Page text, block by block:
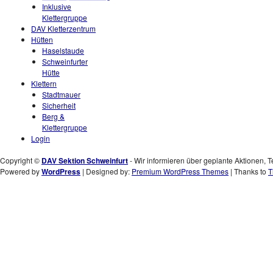
Inklusive
Klettergruppe
DAV Kletterzentrum
Hütten
Haselstaude
Schweinfurter
Hütte
Klettern
Stadtmauer
Sicherheit
Berg &
Klettergruppe
Login
Copyright © DAV Sektion Schweinfurt- Wir informieren über geplante Aktionen,
Powered byWordPress | Designed by: Premium WordPress Themes | Thanks to